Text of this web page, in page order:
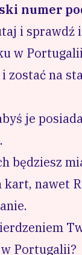
numer
i sprawdź
w
na
je
będziesz
nawet
Portugalii?